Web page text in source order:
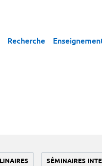
Recherche
SÉMINAIRES